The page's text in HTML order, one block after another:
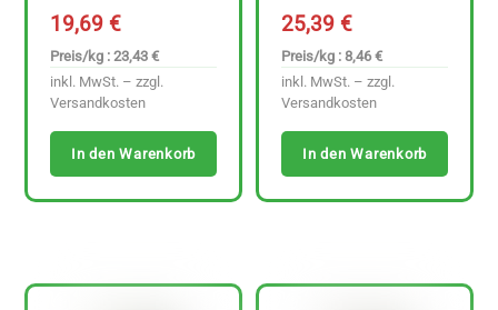
19,69€
Preis/kg : 23,43 €
inkl. MwSt. – zzgl.
Versandkosten
In den Warenkorb
25,39€
Preis/kg : 8,46 €
inkl. MwSt. – zzgl.
Versandkosten
In den Warenkorb